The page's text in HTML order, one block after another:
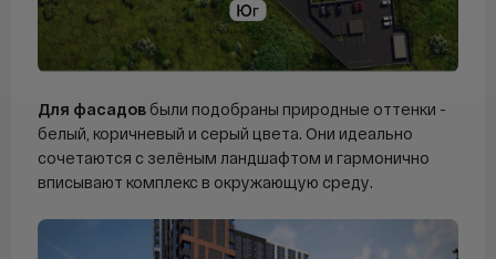
Для фасадов были подобраны природные оттенки -
белый, коричневый и серый цвета. Они идеально
сочетаются с зелёным ландшафтом и гармонично
вписывают комплекс в окружающую среду.